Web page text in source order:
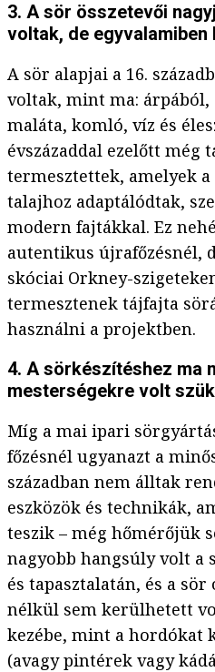
3. A sör összetevői
voltak, de
A sör alapjai a 16.
voltak, mint ma: árpából,
maláta, komló, víz és
évszázaddal ezelőtt még
termesztettek, amelyek
talajhoz adaptálódtak,
modern fajtákkal. Ez
autentikus újrafőzésnél,
skóciai Orkney-
termesztenek tájfajta
használni a projektben.
4. A sörkészítéshez ma
mesterségekre volt
Míg a mai ipari
főzésnél ugyanazt a
században nem álltak
eszközök és technikák,
teszik – még hőmérőjük
nagyobb hangsúly volt a
és tapasztalatán, és a
nélkül sem kerülhetett
kezébe, mint a hordókat
(avagy pintérek vagy